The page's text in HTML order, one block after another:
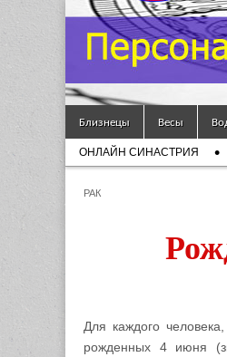
Мой
Знак
— MZZ
Main menu
Близнецы Весы
Sub menu
ОНЛАЙН СИНАСТРИЯ
РАК
Для каждого
рожденных 4 июня